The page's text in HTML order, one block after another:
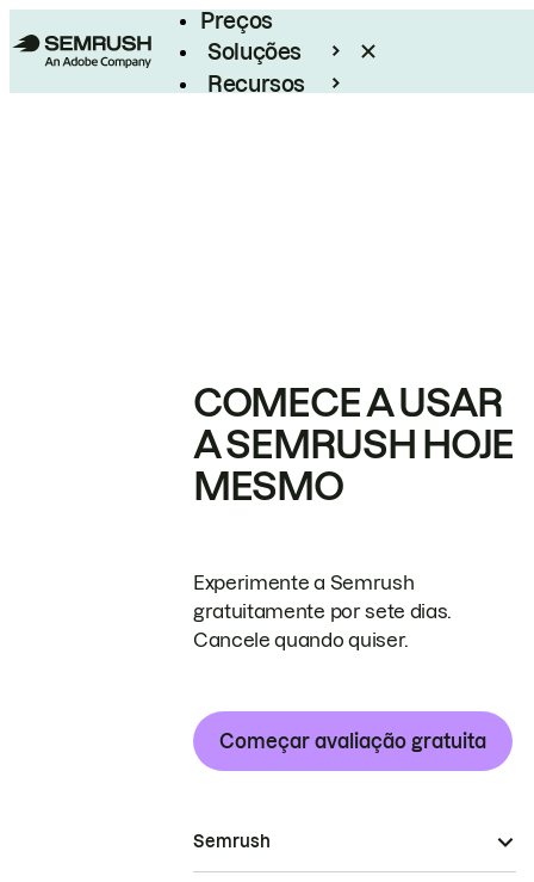
Preços
Soluções
Recursos
COMECE A USAR
A SEMRUSH HOJE
MESMO
Experimente a Semrush
gratuitamente por sete dias.
Cancele quando quiser.
Começar avaliação gratuita
Semrush